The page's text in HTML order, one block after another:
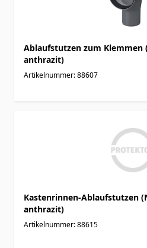
Ablaufstutzen zum Klemmen
anthrazit)
Artikelnummer: 88607
Kastenrinnen-Ablaufstutzen
anthrazit)
Artikelnummer: 88615